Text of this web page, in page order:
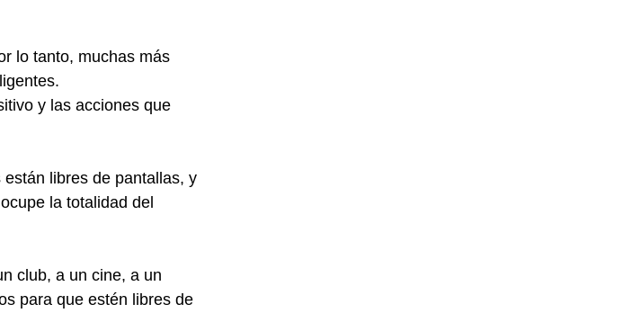
lo tanto, muchas más
y las acciones que
libres de pantallas, y
la totalidad del
club, a un cine, a un
para que estén libres de